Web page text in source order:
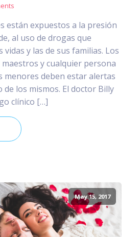
están expuestos a la presión
al uso de drogas que
y las de sus familias. Los
y cualquier persona
menores deben estar alertas
los mismos. El doctor Billy
clínico […]
May 15, 2017